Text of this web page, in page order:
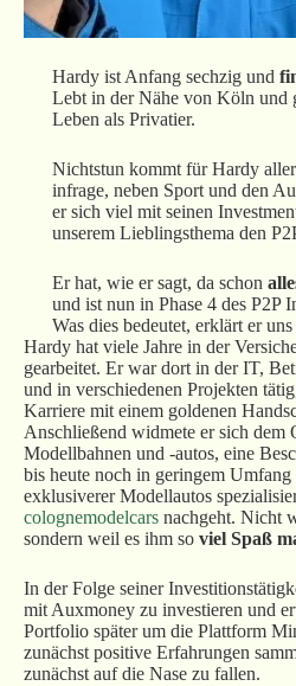
Hardy ist Anfang sechzig und
Lebt in der Nähe von Köln und
Leben als Privatier.
Nichtstun kommt für Hardy
infrage, neben Sport und den
er sich viel mit seinen
unserem Lieblingsthema den
Er hat, wie er sagt, da schon
und ist nun in Phase 4 des P2P
Was dies bedeutet, erklärt er
Hardy hat viele Jahre in der
gearbeitet. Er war dort in der IT,
und in verschiedenen Projekten
Karriere mit einem goldenen
Anschließend widmete er sich dem
Modellbahnen und -autos, eine
bis heute noch in geringem Umfang
exklusiverer Modellautos
colognemodelcarsnachgeht. Nicht
sondern weil es ihm soviel Spaß
In der Folge seiner
mit Auxmoney zu investieren und
Portfolio später um die Plattform
zunächst positive Erfahrungen
zunächst auf die Nase zu fallen.